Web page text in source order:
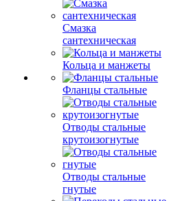
Смазка
сантехническая
Кольца и манжеты
Фланцы стальные
Отводы стальные
крутоизогнутые
Отводы стальные
гнутые